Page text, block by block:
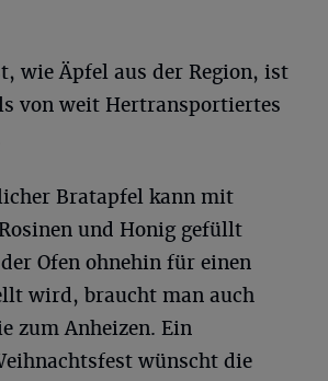
wie Äpfel aus der Region, ist
von weit Hertransportiertes
Bratapfel kann mit
und Honig gefüllt
Ofen ohnehin für einen
wird, braucht man auch
zum Anheizen. Ein
wünscht die